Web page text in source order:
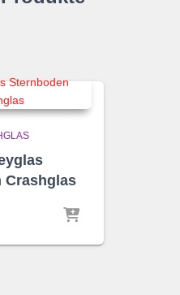
Crashglas